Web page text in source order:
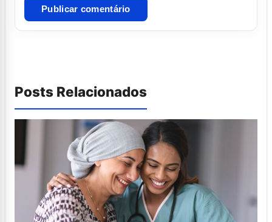
Posts Relacionados